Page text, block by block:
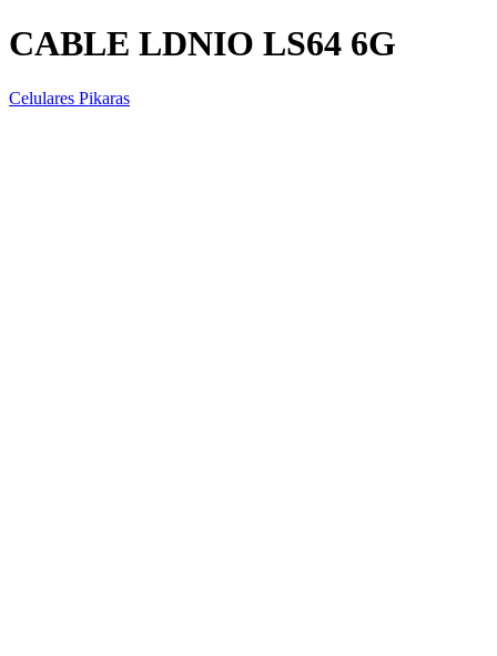
CABLE LDNIO LS64 6G
Celulares Pikaras